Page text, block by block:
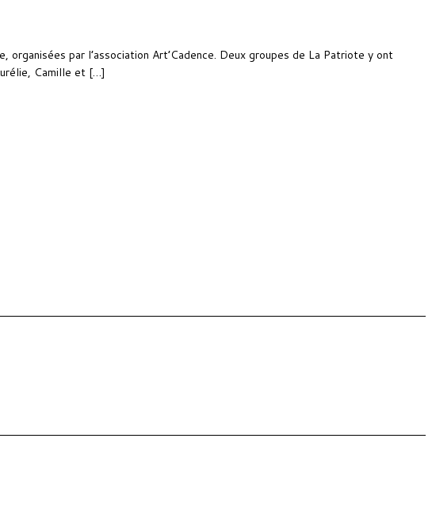
par l’association Art’Cadence. Deux groupes de La Patriote y ont
Camille et […]